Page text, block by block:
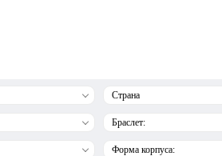
Страна
Браслет:
Форма корпуса: